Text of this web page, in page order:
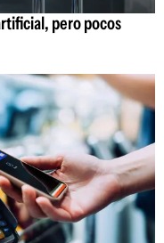
pero pocos